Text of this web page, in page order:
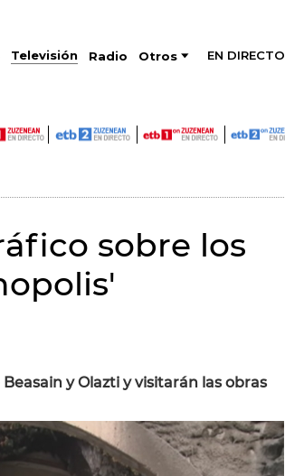
Televisión Radio Otros EN DIRECTO
sobre los
y Olazti y visitarán las obras